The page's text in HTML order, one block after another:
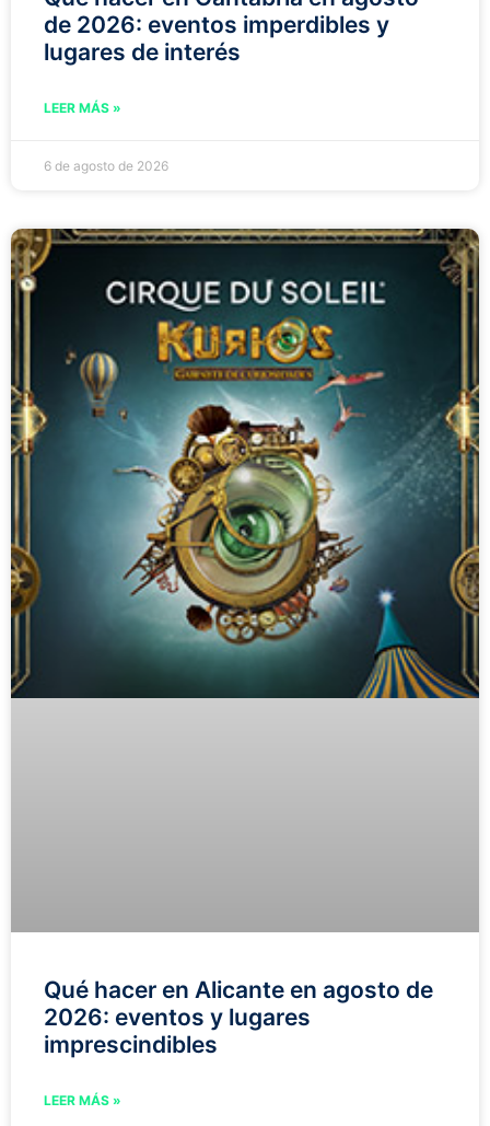
de 2026: eventos imperdibles y
lugares de interés
LEER MÁS »
6 de agosto de 2026
Qué hacer en Alicante en agosto de
2026: eventos y lugares
imprescindibles
LEER MÁS »